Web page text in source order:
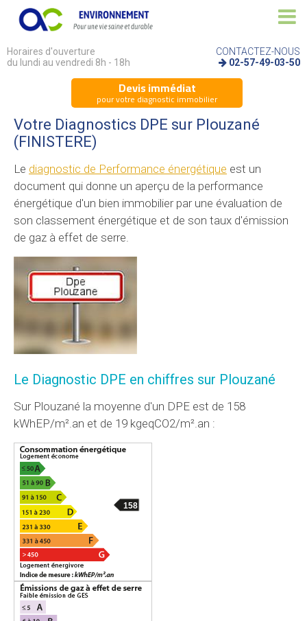
Horaires d'ouverture
du lundi au vendredi 8h - 18h
CONTACTEZ-NOUS
02-57-49-03-50
Devis immédiat
pour votre diagnostic immobilier
Votre Diagnostics DPE sur Plouzané
(FINISTERE)
Le diagnostic de Performance énergétique est un
document qui donne un aperçu de la performance
énergétique d'un bien immobilier par une évaluation de
son classement énergétique et de son taux d'émission
de gaz à effet de serre.
Le Diagnostic DPE en chiffres sur Plouzané
Sur Plouzané la moyenne d'un DPE est de 158
kWhEP/m².an et de 19 kgeqCO2/m².an :
158